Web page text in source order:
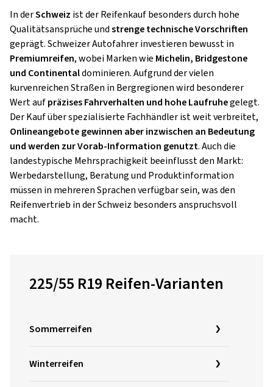
In derSchweiz ist der Reifenkauf besonders durch hohe
Qualitätsansprüche undstrenge technische Vorschriften
geprägt. Schweizer Autofahrer investieren bewusst in
Premiumreifen, wobei Marken wie Michelin, Bridgestone
und Continentaldominieren. Aufgrund der vielen
kurvenreichen Straßen in Bergregionen wird besonderer
Wert aufpräzises Fahrverhalten und hohe Laufruhegelegt.
Der Kauf über spezialisierte Fachhändler ist weit verbreitet,
Onlineangebote gewinnen aber inzwischen an Bedeutung
und werden zur Vorab-Information genutzt. Auch die
landestypische Mehrsprachigkeit beeinflusst den Markt:
Werbedarstellung, Beratung und Produktinformation
müssen in mehreren Sprachen verfügbar sein, was den
Reifenvertrieb in der Schweiz besonders anspruchsvoll
macht.
225/55 R19 Reifen-Varianten
Sommerreifen
Winterreifen